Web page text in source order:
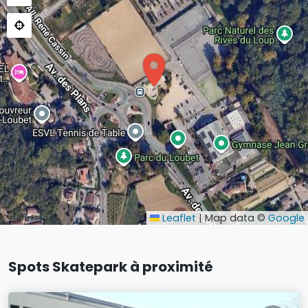
Leaflet |Map data © Google
Spots Skatepark à proximité